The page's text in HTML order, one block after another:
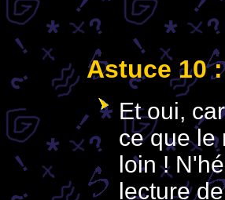
Astuce 10
Et oui,
ce que le
loin !
lecture